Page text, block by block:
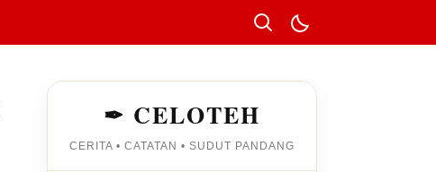
✒ CELOTEH
CERITA • CATATAN • SUDUT PANDANG